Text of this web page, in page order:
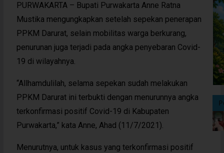
PURWAKARTA – Bupati Purwakarta Anne Ratna
Mustika mengungkapkan setelah sepekan penerapan
PPKM Darurat, selain mobilitas warga berkurang,
penurunan juga terjadi pada angka penyebaran Covid-
19 di wilayahnya.
“Allhamdulilah, selama sepekan sudah melakukan
PPKM Darurat ini terbukti dengan menurunnya angka
terkonfirmasi positif Covid-19 di Kabupaten
Purwakarta,” kata Anne, Ahad (11/7/2021).
Menurutnya, untuk kasus yang terkonfirmasi positif